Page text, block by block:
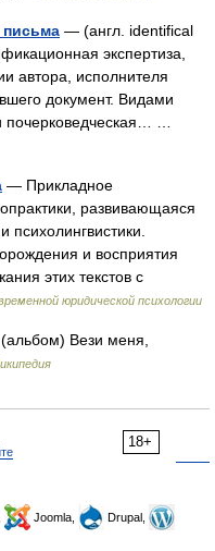
письма — (англ. identifical
экспертиза,
автора, исполнителя
документ. Видами
почерковедческая… …
— Прикладное
развивающаяся
психолингвистики.
и восприятия
этих текстов с
юридической психологии
Вези меня,
18+
Joomla,
Drupal,